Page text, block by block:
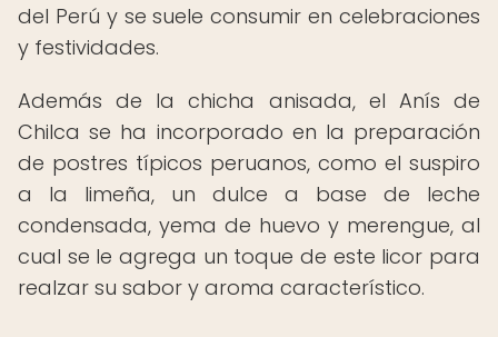
del Perú y se suele consumir en celebraciones
y festividades.
Además de la chicha anisada, el Anís de
Chilca se ha incorporado en la preparación
de postres típicos peruanos, como el suspiro
a la limeña, un dulce a base de leche
condensada, yema de huevo y merengue, al
cual se le agrega un toque de este licor para
realzar su sabor y aroma característico.